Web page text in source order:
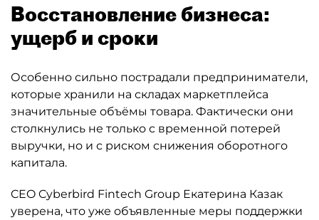
Восстановление бизнеса:
ущерб и сроки
Особенно сильно пострадали предприниматели,
которые хранили на складах маркетплейса
значительные объёмы товара. Фактически они
столкнулись не только с временной потерей
выручки, но и с риском снижения оборотного
капитала.
CEO Cyberbird Fintech Group Екатерина Казак
уверена, что уже объявленные меры поддержки